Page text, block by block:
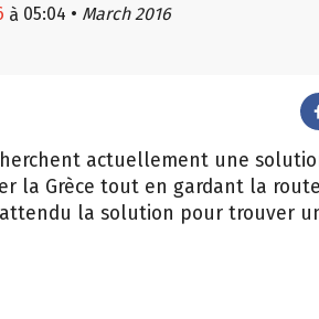
à 05:04 • March 2016
actuellement une
la Grèce tout en gardant la
la solution pour trouver